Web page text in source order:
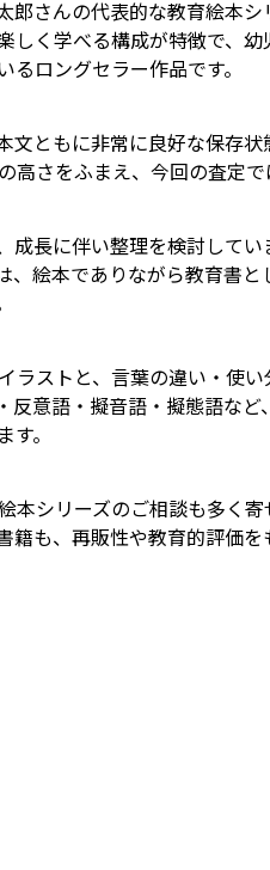
さんの代表的な教育絵本
く学べる構成が特徴で、
ロングセラー作品です。
ともに非常に良好な保存
さをふまえ、今回の査定で
長に伴い整理を検討して
絵本でありながら教育書
ラストと、言葉の違い・使
意語・擬音語・擬態語な
。
シリーズのご相談も多く
も、再販性や教育的評価を